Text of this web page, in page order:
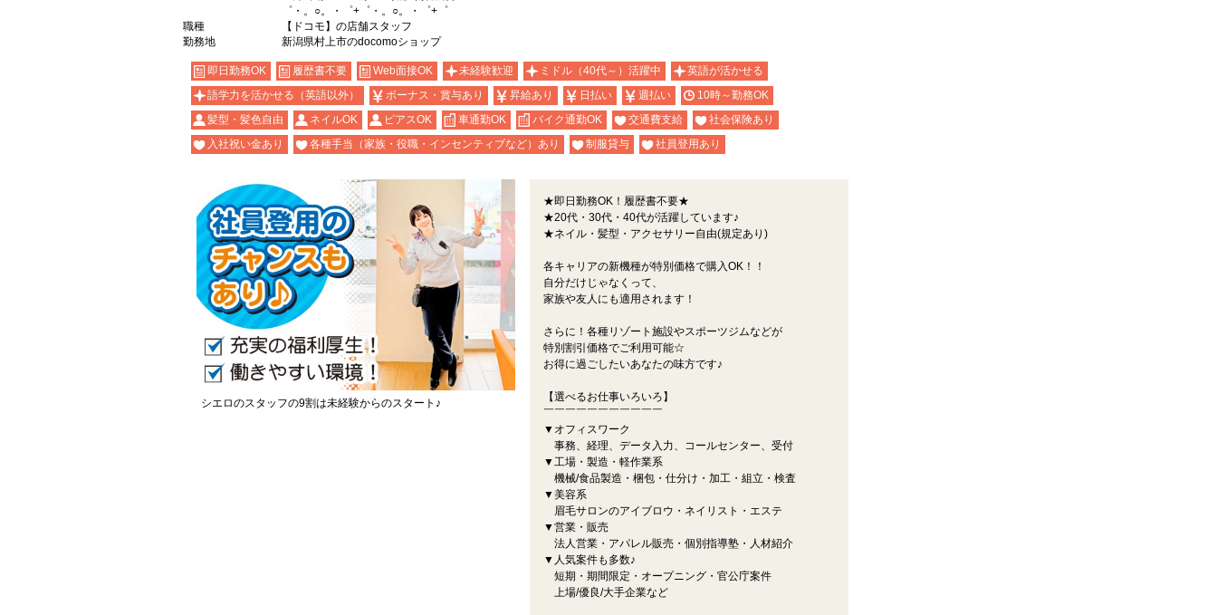
゜・。○。・゜+゜・。○。・゜+゜
職種
【ドコモ】の店舗スタッフ
勤務地
新潟県村上市のdocomoショップ
即日勤務OK 履歴書不要 Web面接OK 未経験歓迎 ミドル（40代～）活躍中
英語が活かせる
語学力を活かせる（英語以外）
ボーナス・賞与あり 昇給あり 日払い 週払い
10時～勤務OK
髪型・髪色自由
ネイルOK ピアスOK 車通勤OK バイク通勤OK 交通費支給
社会保険あり
入社祝い金あり
各種手当（家族・役職・インセンティブなど）あり 制服貸与 社員登用あり
シエロのスタッフの9割は未経験からのスタート♪
★即日勤務OK！履歴書不要★
★20代・30代・40代が活躍しています♪
★ネイル・髪型・アクセサリー自由(規定あり)
各キャリアの新機種が特別価格で購入OK！！
自分だけじゃなくって、
家族や友人にも適用されます！
さらに！各種リゾート施設やスポーツジムなどが
特別割引価格でご利用可能☆
お得に過ごしたいあなたの味方です♪
【選べるお仕事いろいろ】
￣￣￣￣￣￣￣￣￣￣￣
▼オフィスワーク
事務、経理、データ入力、コールセンター、受付
▼工場・製造・軽作業系
機械/食品製造・梱包・仕分け・加工・組立・検査
▼美容系
眉毛サロンのアイブロウ・ネイリスト・エステ
▼営業・販売
法人営業・アパレル販売・個別指導塾・人材紹介
▼人気案件も多数♪
短期・期間限定・オープニング・官公庁案件
上場/優良/大手企業など